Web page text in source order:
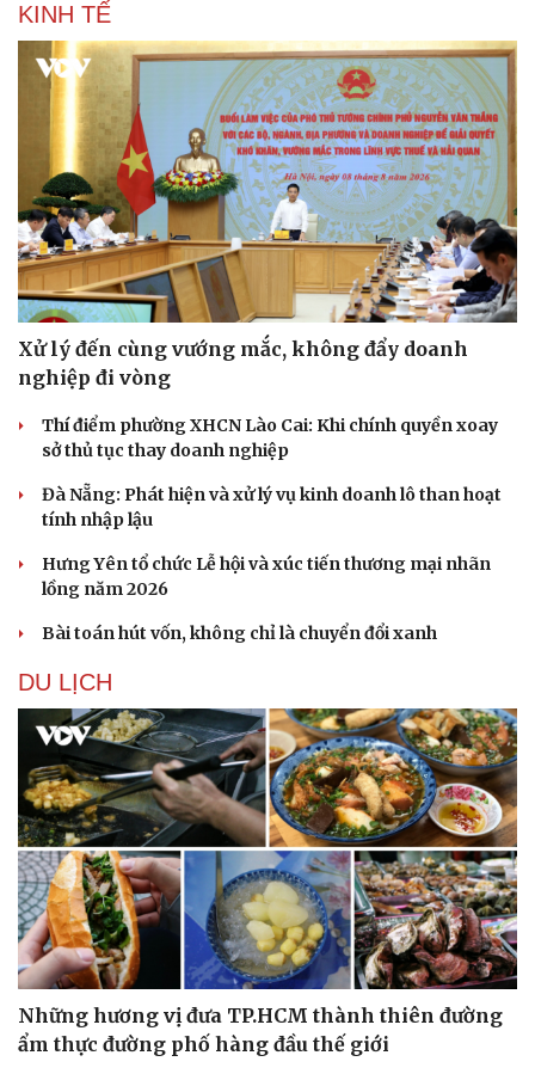
Dinh dưỡng - món ngon
Cây thuốc
Sản phụ khoa
Nam khoa
Làm đẹp - giảm cân
Phòng mạch online
Ăn sạch sống khỏe
Nhà đẹp
Tình yêu - Gia đình
KINH TẾ
Xử lý đến cùng vướng mắc, không đẩy doanh
nghiệp đi vòng
Thí điểm phường XHCN Lào Cai: Khi chính quyền xoay
sở thủ tục thay doanh nghiệp
Đà Nẵng: Phát hiện và xử lý vụ kinh doanh lô than hoạt
tính nhập lậu
Hưng Yên tổ chức Lễ hội và xúc tiến thương mại nhãn
lồng năm 2026
Bài toán hút vốn, không chỉ là chuyển đổi xanh
DU LỊCH
Những hương vị đưa TP.HCM thành thiên đường
ẩm thực đường phố hàng đầu thế giới